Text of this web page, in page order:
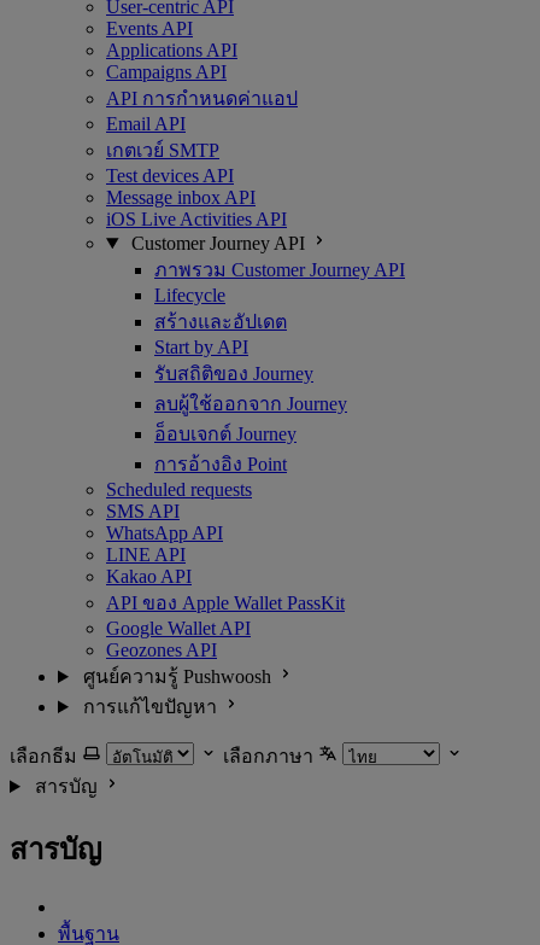
User-centric API
Events API
Applications API
Campaigns API
API การกำหนดค่าแอป
Email API
เกตเวย์ SMTP
Test devices API
Message inbox API
iOS Live Activities API
Customer Journey API
ภาพรวม Customer Journey API
Lifecycle
สร้างและอัปเดต
Start by API
รับสถิติของ Journey
ลบผู้ใช้ออกจาก Journey
อ็อบเจกต์ Journey
การอ้างอิง Point
Scheduled requests
SMS API
WhatsApp API
LINE API
Kakao API
API ของ Apple Wallet PassKit
Google Wallet API
Geozones API
ศูนย์ความรู้ Pushwoosh
การแก้ไขปัญหา
เลือกธีม
เลือกภาษา
สารบัญ
สารบัญ
พื้นฐาน